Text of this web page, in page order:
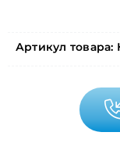
Артикул товара: